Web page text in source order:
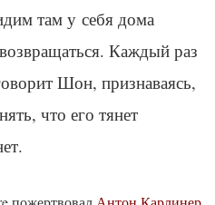
там у себя дома
Каждый раз
Шон, признаваясь,
что его тянет